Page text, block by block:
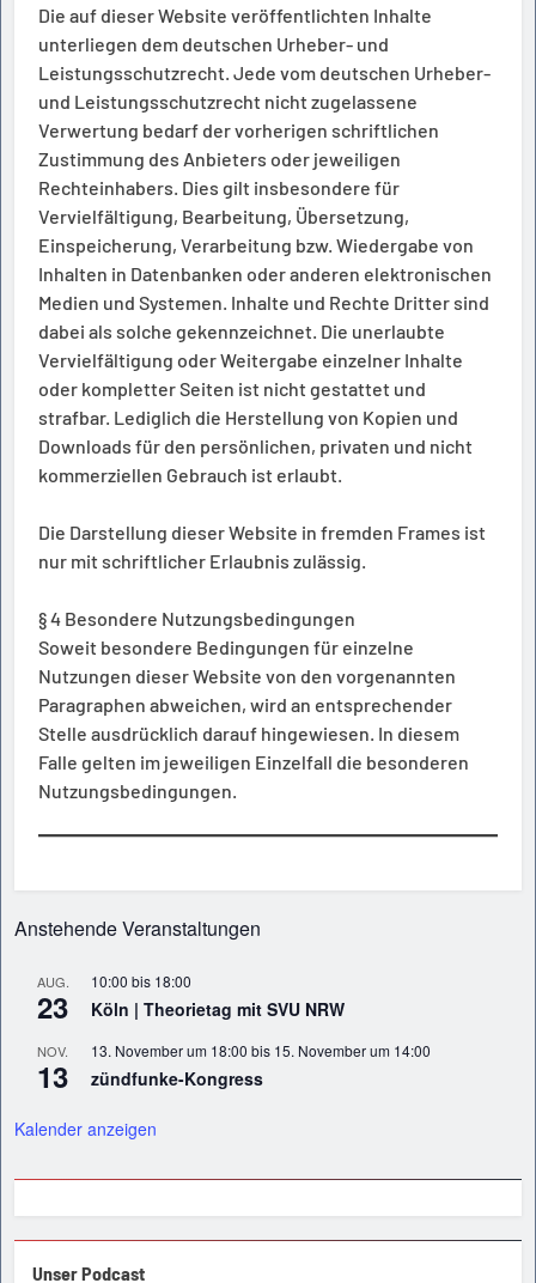
Die auf dieser Website veröffentlichten Inhalte
unterliegen dem deutschen Urheber- und
Leistungsschutzrecht. Jede vom deutschen Urheber-
und Leistungsschutzrecht nicht zugelassene
Verwertung bedarf der vorherigen schriftlichen
Zustimmung des Anbieters oder jeweiligen
Rechteinhabers. Dies gilt insbesondere für
Vervielfältigung, Bearbeitung, Übersetzung,
Einspeicherung, Verarbeitung bzw. Wiedergabe von
Inhalten in Datenbanken oder anderen elektronischen
Medien und Systemen. Inhalte und Rechte Dritter sind
dabei als solche gekennzeichnet. Die unerlaubte
Vervielfältigung oder Weitergabe einzelner Inhalte
oder kompletter Seiten ist nicht gestattet und
strafbar. Lediglich die Herstellung von Kopien und
Downloads für den persönlichen, privaten und nicht
kommerziellen Gebrauch ist erlaubt.
Die Darstellung dieser Website in fremden Frames ist
nur mit schriftlicher Erlaubnis zulässig.
§ 4 Besondere Nutzungsbedingungen
Soweit besondere Bedingungen für einzelne
Nutzungen dieser Website von den vorgenannten
Paragraphen abweichen, wird an entsprechender
Stelle ausdrücklich darauf hingewiesen. In diesem
Falle gelten im jeweiligen Einzelfall die besonderen
Nutzungsbedingungen.
Anstehende Veranstaltungen
AUG.
23
10:00 bis 18:00
Köln | Theorietag mit SVU NRW
NOV.
13
13. November um 18:00 bis 15. November um 14:00
zündfunke-Kongress
Kalender anzeigen
Unser Podcast